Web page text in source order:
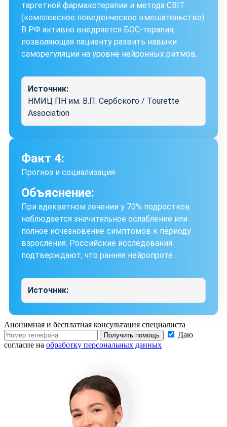
таргетной фармакотерапии и метода CBIT
(комплексное поведенческое вмешательство).
В РФ активно внедряется БОС-терапия,
позволяющая пациенту развить навыки
саморегуляции на уровне нейронных ритмов.
Источник:
НМИЦ ПН им. В.П. Сербского / Tourette
Association
Факт 4:
Прогноз и социализация
Объяснение:
При адекватном лечении у 70% подростков
наблюдается значительное ослабление или
полное исчезновение симптомов к периоду
взросления. Российские исследования
подтверждают, что ранняя нейропроте
Источник:
Анонимная и бесплатная консультация специалиста
Получить помощь
Даю
согласие на обработку персональных данных